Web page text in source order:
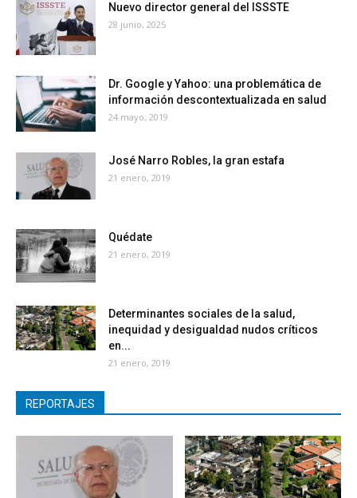
Nuevo director general del ISSSTE
28 junio, 2025
Dr. Google y Yahoo: una problemática de
información descontextualizada en salud
24 mayo, 2019
José Narro Robles, la gran estafa
21 enero, 2019
Quédate
21 enero, 2019
Determinantes sociales de la salud,
inequidad y desigualdad nudos críticos
en...
21 enero, 2019
REPORTAJES